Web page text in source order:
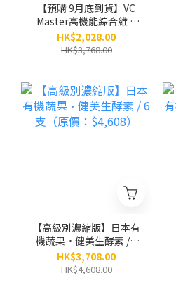
【預購 9月底到貨】VC
Master高機能綜合維 C
速攻補充品 / 6盒（原
價：$3,768）
HK$2,028.00
HK$3,768.00
【高級別濃縮版】日本有
機蔬果•健美生酵素 / 6
支（原價：$4,608）
HK$3,708.00
HK$4,608.00